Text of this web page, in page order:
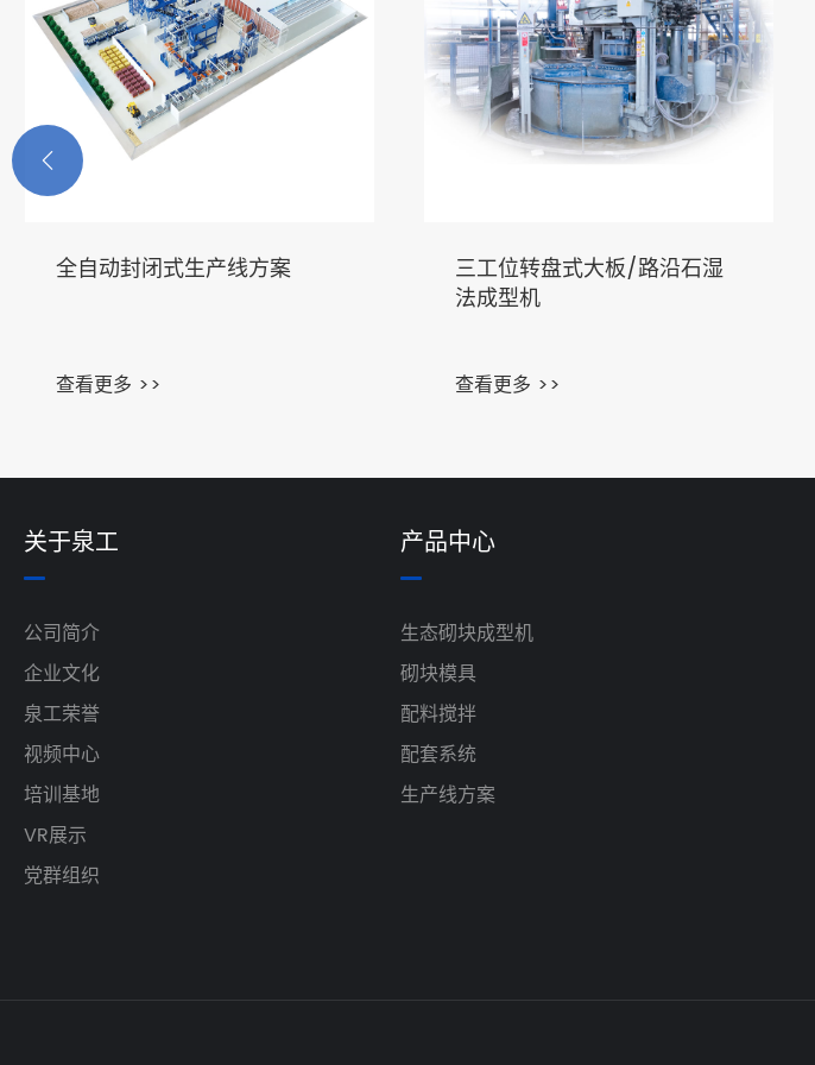
全自动封闭式生产线方案
查看更多 >>
三工位转盘式大板/路沿石湿
法成型机
查看更多 >>

关于泉工
公司简介
企业文化
泉工荣誉
视频中心
培训基地
VR展示
党群组织
产品中心
生态砌块成型机
砌块模具
配料搅拌
配套系统
生产线方案